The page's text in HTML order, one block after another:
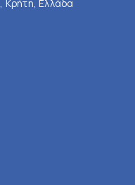
Κρήτη, Ελλάδα